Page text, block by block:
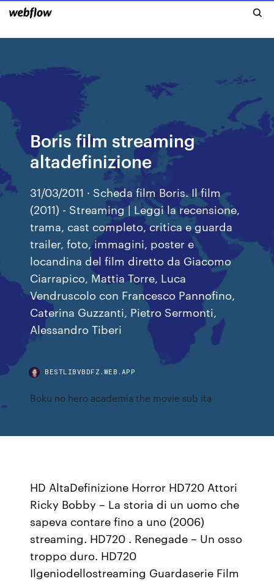
Boris film streaming
altadefinizione
31/03/2011 · Scheda film Boris. Il film
(2011) - Streaming | Leggi la recensione,
trama, cast completo, critica e guarda
trailer, foto, immagini, poster e
locandina del film diretto da Giacomo
Ciarrapico, Mattia Torre, Luca
Vendruscolo con Francesco Pannofino,
Caterina Guzzanti, Pietro Sermonti,
Alessandro Tiberi
BESTLIBVBDFZ.WEB.APP
Boku no hero academia the movie sub ita
HD AltaDefinizione Horror HD720 Attori
Ricky Bobby – La storia di un uomo che
sapeva contare fino a uno (2006)
streaming. HD720 . Renegade – Un osso
troppo duro. HD720
Ilgeniodellostreaming Guardaserie Film